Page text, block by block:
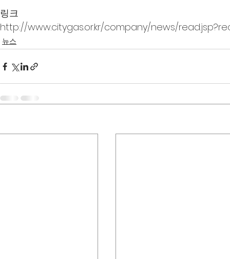
링크
http://www.citygas.or.kr/company/news/
뉴스